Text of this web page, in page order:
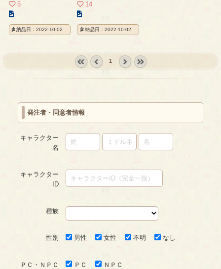
5
の
イ
ジ
納品日：2022-10-02
14
の
イ
ト
ジ
納品日：2022-10-02
1
発注者・同意者情報
キャラクター
名
キャラクター
ID
種族
性別 男性 女性 不明 なし
ＰＣ・ＮＰＣ ＰＣ ＮＰＣ